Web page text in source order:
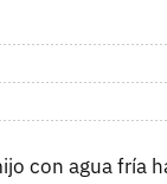
con agua fría